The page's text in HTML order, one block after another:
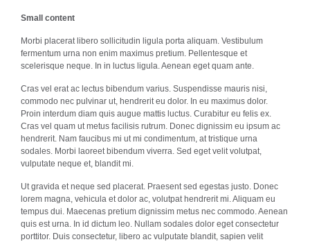
Small content
Morbi placerat libero sollicitudin ligula porta aliquam. Vestibulum
fermentum urna non enim maximus pretium. Pellentesque et
scelerisque neque. In in luctus ligula. Aenean eget quam ante.
Cras vel erat ac lectus bibendum varius. Suspendisse mauris nisi,
commodo nec pulvinar ut, hendrerit eu dolor. In eu maximus dolor.
Proin interdum diam quis augue mattis luctus. Curabitur eu felis ex.
Cras vel quam ut metus facilisis rutrum. Donec dignissim eu ipsum ac
hendrerit. Nam faucibus mi ut mi condimentum, at tristique urna
sodales. Morbi laoreet bibendum viverra. Sed eget velit volutpat,
vulputate neque et, blandit mi.
Ut gravida et neque sed placerat. Praesent sed egestas justo. Donec
lorem magna, vehicula et dolor ac, volutpat hendrerit mi. Aliquam eu
tempus dui. Maecenas pretium dignissim metus nec commodo. Aenean
quis est urna. In id dictum leo. Nullam sodales dolor eget consectetur
porttitor. Duis consectetur, libero ac vulputate blandit, sapien velit